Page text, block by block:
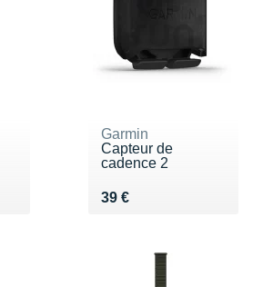
Garmin
Capteur de
cadence 2
39 €
Vendu 39 €